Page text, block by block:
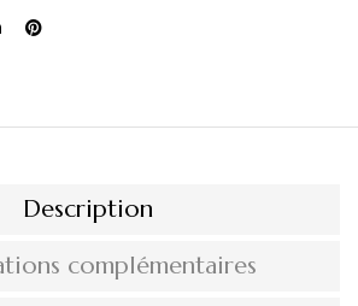
Description
complémentaires